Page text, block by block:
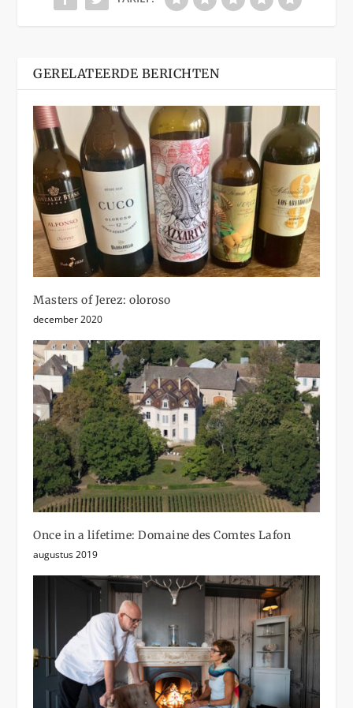
GERELATEERDE BERICHTEN
Masters of Jerez: oloroso
december 2020
Once in a lifetime: Domaine des Comtes Lafon
augustus 2019